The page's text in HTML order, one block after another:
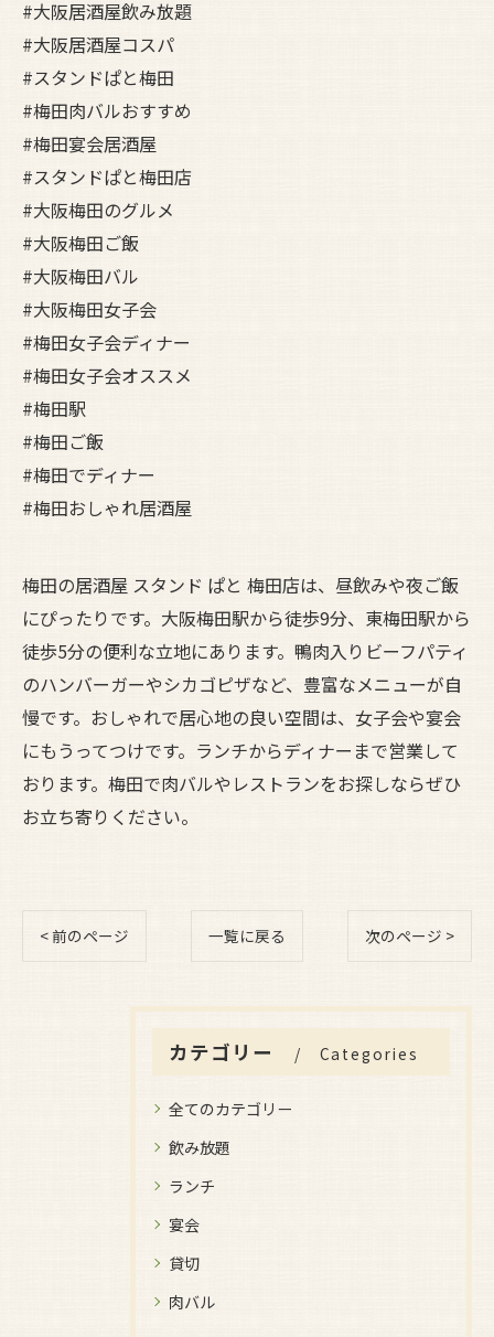
#大阪居酒屋飲み放題
#大阪居酒屋コスパ
#スタンドぱと梅田
#梅田肉バルおすすめ
#梅田宴会居酒屋
#スタンドぱと梅田店
#大阪梅田のグルメ
#大阪梅田ご飯
#大阪梅田バル
#大阪梅田女子会
#梅田女子会ディナー
#梅田女子会オススメ
#梅田駅
#梅田ご飯
#梅田でディナー
#梅田おしゃれ居酒屋
梅田の居酒屋 スタンド ぱと 梅田店は、昼飲みや夜ご飯
にぴったりです。大阪梅田駅から徒歩9分、東梅田駅から
徒歩5分の便利な立地にあります。鴨肉入りビーフパティ
のハンバーガーやシカゴピザなど、豊富なメニューが自
慢です。おしゃれで居心地の良い空間は、女子会や宴会
にもうってつけです。ランチからディナーまで営業して
おります。梅田で肉バルやレストランをお探しならぜひ
お立ち寄りください。
< 前のページ 一覧に戻る 次のページ >
カテゴリー Categories
全てのカテゴリー
飲み放題
ランチ
宴会
貸切
肉バル